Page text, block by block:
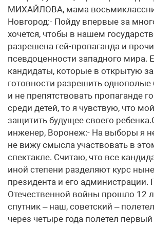
МИХАЙЛОВА, мама
Новгород:- Пойду впервые за
хочется, чтобы в нашем
разрешена гей-пропаганда и
псевдоценности западного мира.
кандидаты, которые в открытую
готовности разрешить
и не препятствовать пропаганде
среди детей, то я чувствую, что
защитить будущее своего
инженер, Воронеж:- На выборы я
не вижу смысла участвовать в
спектакле. Считаю, что все
иной степени разделяют курс
президента и его администрации.
Отечественной войны прошло 12
спутник – наш, советский –
через четыре года полетел